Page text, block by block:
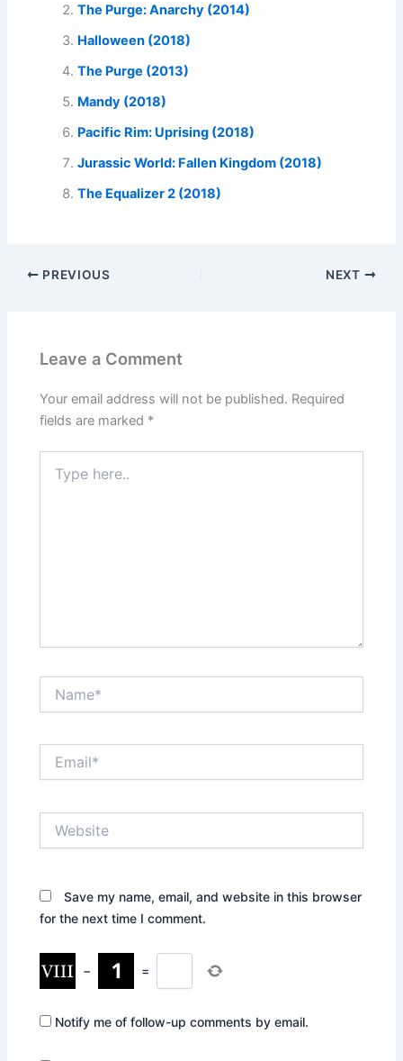
The Purge: Anarchy (2014)
Halloween (2018)
The Purge (2013)
Mandy (2018)
Pacific Rim: Uprising (2018)
Jurassic World: Fallen Kingdom (2018)
The Equalizer 2 (2018)
PREVIOUS NEXT
Leave a Comment
Your email address will not be published. Required
fields are marked *
here..
Save my name, email, and website in this browser
for the next time I comment.
− =
Notify me of follow-up comments by email.